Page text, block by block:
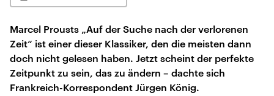
Marcel Prousts „Auf der Suche nach der verlorenen
Zeit“ ist einer dieser Klassiker, den die meisten dann
doch nicht gelesen haben. Jetzt scheint der perfekte
Zeitpunkt zu sein, das zu ändern – dachte sich
Frankreich-Korrespondent Jürgen König.